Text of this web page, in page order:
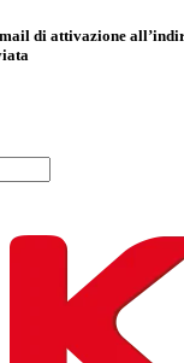
di attivazione